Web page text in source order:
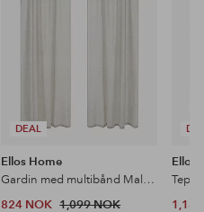
DEAL
Ellos Home
Gardin med multibånd Malva 2-pk i 100% lin
824 NOK 1,099 NOK
Ellos